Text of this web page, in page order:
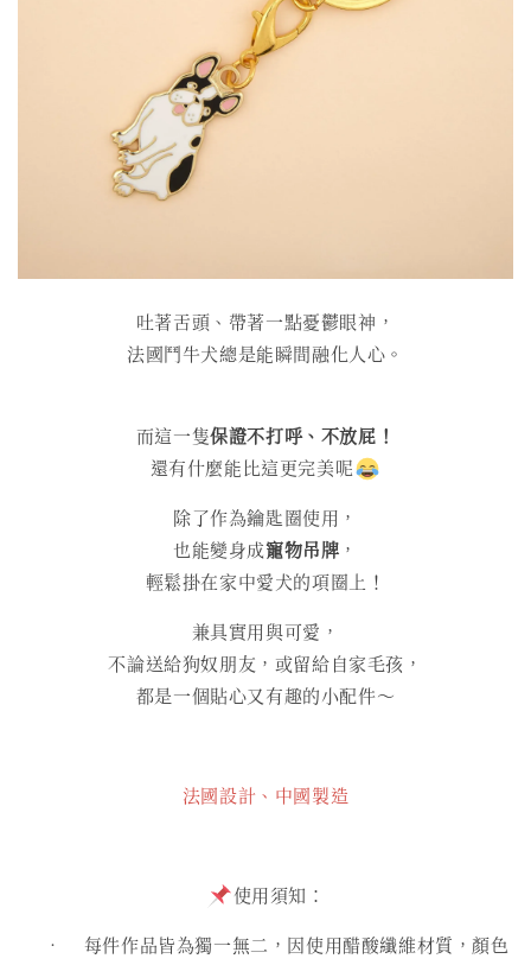
吐著舌頭、帶著一點憂鬱眼神，
法國鬥牛犬總是能瞬間融化人心。
而這一隻保證不打呼、不放屁！
還有什麼能比這更完美呢
除了作為鑰匙圈使用，
也能變身成寵物吊牌 ，
輕鬆掛在家中愛犬的項圈上！
兼具實用與可愛，
不論送給狗奴朋友，或留給自家毛孩，
都是一個貼心又有趣的小配件～
法國設計、中國製造
使用須知：
• 每件作品皆為獨一無二，因使用醋酸纖維材質，顏色